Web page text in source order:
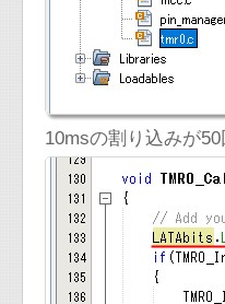
10msの割り込みが